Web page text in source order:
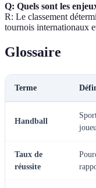
Q: Quels sont les
R: Le classement
tournois internationaux
Glossaire
Terme
Handball
Taux de
réussite